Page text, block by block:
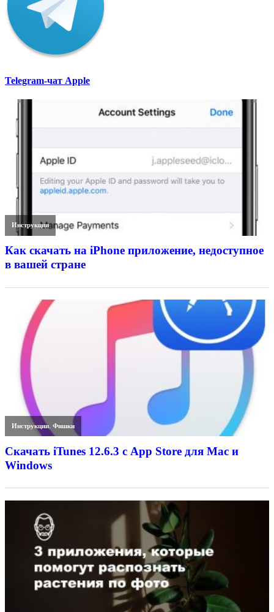
Telegram-чат Apple
Инструкции
Как скачать на iPhone приложение, недоступное
в вашей стране
Инструкции,Фишки
Скачать iTunes 12.6.3 с App Store для Mac и
Windows